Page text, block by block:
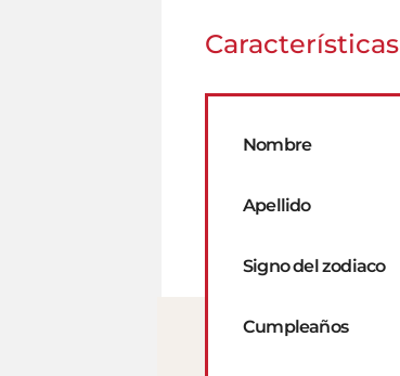
Características
Nombre
Apellido
Signo del zodiaco
Cumpleaños